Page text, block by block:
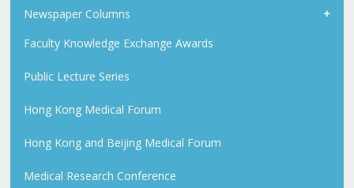
Newspaper Columns
Faculty Knowledge Exchange Awards
Public Lecture Series
Hong Kong Medical Forum
Hong Kong and Beijing Medical Forum
Medical Research Conference